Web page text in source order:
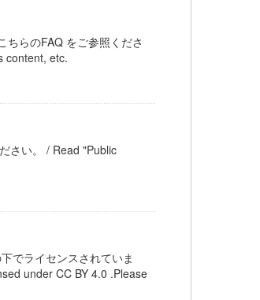
ちらのFAQ をご参照くださ
content, etc.
さい。 / Read "Public
でライセンスされていま
under CC BY 4.0 .Please